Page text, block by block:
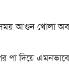
আগুন খোলা
পা দিয়ে